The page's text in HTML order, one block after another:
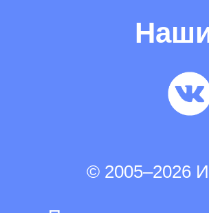
© 2005–2026